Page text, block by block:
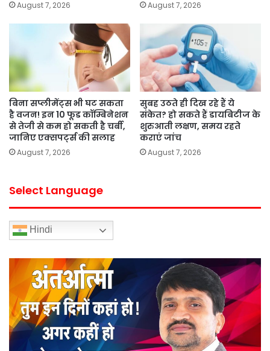
August 7, 2026 August 7, 2026
बिना सप्लीमेंट्स भी घट सकता
है वजन! इन 10 फूड कॉम्बिनेशन
से तेजी से कम हो सकती है चर्बी,
जानिए एक्सपर्ट्स की सलाह
August 7, 2026
सुबह उठते ही दिख रहे हैं ये
संकेत? हो सकते हैं डायबिटीज के
शुरुआती लक्षण, समय रहते
कराएं जांच
August 7, 2026
Select Language
Hindi